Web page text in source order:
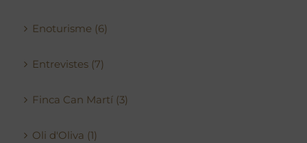
Enoturisme (6)
Entrevistes (7)
Finca Can Martí (3)
Oli d'Oliva (1)